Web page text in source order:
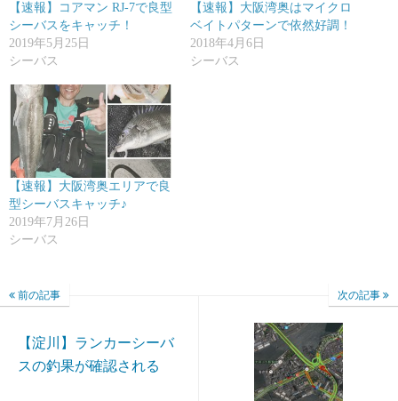
【速報】コアマン RJ-7で良型
シーバスをキャッチ！
2019年5月25日
シーバス
【速報】大阪湾奥はマイクロ
ベイトパターンで依然好調！
2018年4月6日
シーバス
【速報】大阪湾奥エリアで良
型シーバスキャッチ♪
2019年7月26日
シーバス
前の記事
【淀川】ランカーシーバ
スの釣果が確認される
次の記事